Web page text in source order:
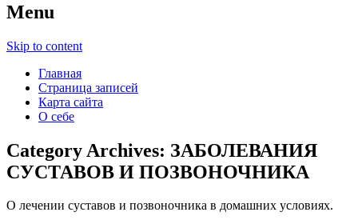
Menu
Skip to content
Главная
Страница записей
Карта сайта
О себе
Category Archives: ЗАБОЛЕВАНИЯ
СУСТАВОВ И ПОЗВОНОЧНИКА
О лечении суставов и позвоночника в домашних условиях.